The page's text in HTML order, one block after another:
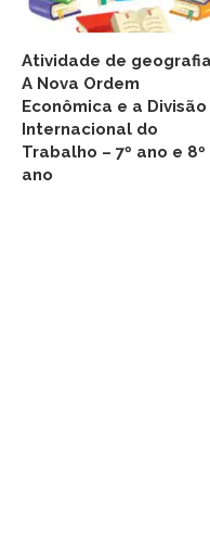
Atividade de
A Nova Ordem
Econômica e a Divisão
Internacional do
Trabalho – 7º ano e 8º
ano